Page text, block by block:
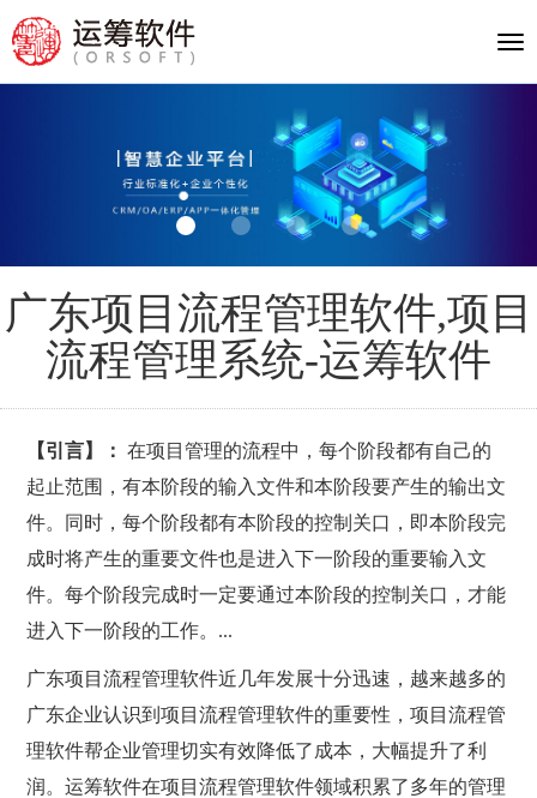
广东项目流程管理软件,项目
流程管理系统-运筹软件
【引言】： 在项目管理的流程中，每个阶段都有自己的
起止范围，有本阶段的输入文件和本阶段要产生的输出文
件。同时，每个阶段都有本阶段的控制关口，即本阶段完
成时将产生的重要文件也是进入下一阶段的重要输入文
件。每个阶段完成时一定要通过本阶段的控制关口，才能
进入下一阶段的工作。...
广东项目流程管理软件近几年发展十分迅速，越来越多的
广东企业认识到项目流程管理软件的重要性，项目流程管
理软件帮企业管理切实有效降低了成本，大幅提升了利
润。运筹软件在项目流程管理软件领域积累了多年的管理